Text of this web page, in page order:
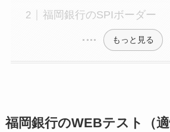
福岡銀行のSPIボーダー
もっと見る
福岡銀行のWEBテスト（